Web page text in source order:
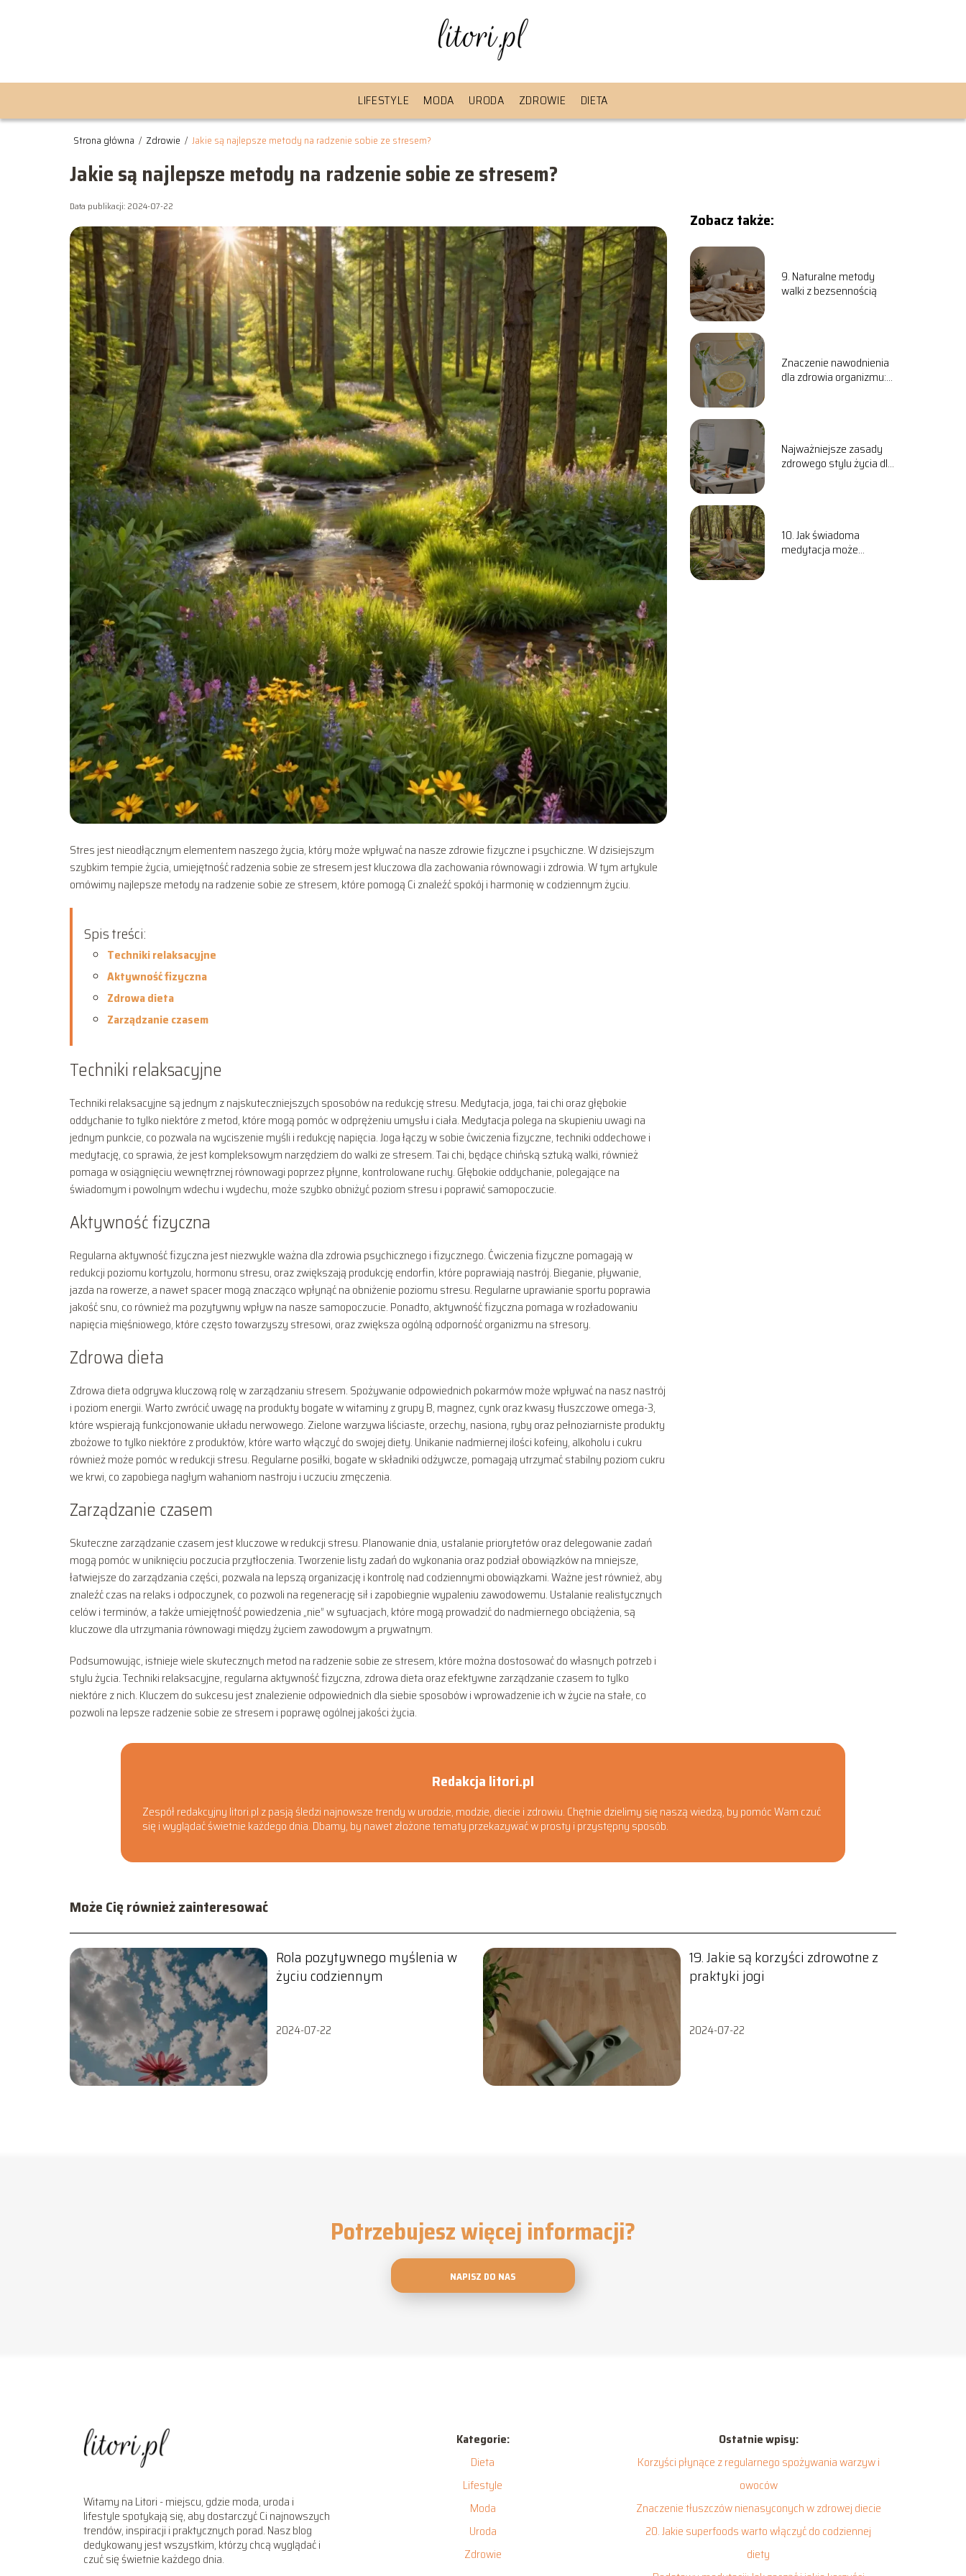
LIFESTYLE MODA URODA ZDROWIE DIETA
Strona główna / Zdrowie / Jakie są najlepsze metody na radzenie sobie ze stresem?
Jakie są najlepsze metody na radzenie sobie ze stresem?
Data publikacji: 2024-07-22
Stres jest nieodłącznym elementem naszego życia, który może wpływać na nasze zdrowie fizyczne i psychiczne. W dzisiejszym
szybkim tempie życia, umiejętność radzenia sobie ze stresem jest kluczowa dla zachowania równowagi i zdrowia. W tym artykule
omówimy najlepsze metody na radzenie sobie ze stresem, które pomogą Ci znaleźć spokój i harmonię w codziennym życiu.
Spis treści:
Techniki relaksacyjne
Aktywność fizyczna
Zdrowa dieta
Zarządzanie czasem
Techniki relaksacyjne
Techniki relaksacyjne są jednym z najskuteczniejszych sposobów na redukcję stresu. Medytacja, joga, tai chi oraz głębokie
oddychanie to tylko niektóre z metod, które mogą pomóc w odprężeniu umysłu i ciała. Medytacja polega na skupieniu uwagi na
jednym punkcie, co pozwala na wyciszenie myśli i redukcję napięcia. Joga łączy w sobie ćwiczenia fizyczne, techniki oddechowe i
medytację, co sprawia, że jest kompleksowym narzędziem do walki ze stresem. Tai chi, będące chińską sztuką walki, również
pomaga w osiągnięciu wewnętrznej równowagi poprzez płynne, kontrolowane ruchy. Głębokie oddychanie, polegające na
świadomym i powolnym wdechu i wydechu, może szybko obniżyć poziom stresu i poprawić samopoczucie.
Aktywność fizyczna
Regularna aktywność fizyczna jest niezwykle ważna dla zdrowia psychicznego i fizycznego. Ćwiczenia fizyczne pomagają w
redukcji poziomu kortyzolu, hormonu stresu, oraz zwiększają produkcję endorfin, które poprawiają nastrój. Bieganie, pływanie,
jazda na rowerze, a nawet spacer mogą znacząco wpłynąć na obniżenie poziomu stresu. Regularne uprawianie sportu poprawia
jakość snu, co również ma pozytywny wpływ na nasze samopoczucie. Ponadto, aktywność fizyczna pomaga w rozładowaniu
napięcia mięśniowego, które często towarzyszy stresowi, oraz zwiększa ogólną odporność organizmu na stresory.
Zdrowa dieta
Zdrowa dieta odgrywa kluczową rolę w zarządzaniu stresem. Spożywanie odpowiednich pokarmów może wpływać na nasz nastrój
i poziom energii. Warto zwrócić uwagę na produkty bogate w witaminy z grupy B, magnez, cynk oraz kwasy tłuszczowe omega-3,
które wspierają funkcjonowanie układu nerwowego. Zielone warzywa liściaste, orzechy, nasiona, ryby oraz pełnoziarniste produkty
zbożowe to tylko niektóre z produktów, które warto włączyć do swojej diety. Unikanie nadmiernej ilości kofeiny, alkoholu i cukru
również może pomóc w redukcji stresu. Regularne posiłki, bogate w składniki odżywcze, pomagają utrzymać stabilny poziom cukru
we krwi, co zapobiega nagłym wahaniom nastroju i uczuciu zmęczenia.
Zarządzanie czasem
Skuteczne zarządzanie czasem jest kluczowe w redukcji stresu. Planowanie dnia, ustalanie priorytetów oraz delegowanie zadań
mogą pomóc w uniknięciu poczucia przytłoczenia. Tworzenie listy zadań do wykonania oraz podział obowiązków na mniejsze,
łatwiejsze do zarządzania części, pozwala na lepszą organizację i kontrolę nad codziennymi obowiązkami. Ważne jest również, aby
znaleźć czas na relaks i odpoczynek, co pozwoli na regenerację sił i zapobiegnie wypaleniu zawodowemu. Ustalanie realistycznych
celów i terminów, a także umiejętność powiedzenia „nie” w sytuacjach, które mogą prowadzić do nadmiernego obciążenia, są
kluczowe dla utrzymania równowagi między życiem zawodowym a prywatnym.
Podsumowując, istnieje wiele skutecznych metod na radzenie sobie ze stresem, które można dostosować do własnych potrzeb i
stylu życia. Techniki relaksacyjne, regularna aktywność fizyczna, zdrowa dieta oraz efektywne zarządzanie czasem to tylko
niektóre z nich. Kluczem do sukcesu jest znalezienie odpowiednich dla siebie sposobów i wprowadzenie ich w życie na stałe, co
pozwoli na lepsze radzenie sobie ze stresem i poprawę ogólnej jakości życia.
Zobacz także:
9. Naturalne metody
walki z bezsennością
Znaczenie nawodnienia
dla zdrowia organizmu:
Najważniejsze zasady
zdrowego stylu życia dla
10. Jak świadoma
medytacja może
Redakcja litori.pl
Zespół redakcyjny litori.pl z pasją śledzi najnowsze trendy w urodzie, modzie, diecie i zdrowiu. Chętnie dzielimy się naszą wiedzą, by pomóc Wam czuć
się i wyglądać świetnie każdego dnia. Dbamy, by nawet złożone tematy przekazywać w prosty i przystępny sposób.
Może Cię również zainteresować
Rola pozytywnego myślenia w
życiu codziennym
2024-07-22
19. Jakie są korzyści zdrowotne z
praktyki jogi
2024-07-22
Potrzebujesz więcej informacji?
NAPISZ DO NAS
Witamy na Litori - miejscu, gdzie moda, uroda i
lifestyle spotykają się, aby dostarczyć Ci najnowszych
trendów, inspiracji i praktycznych porad. Nasz blog
dedykowany jest wszystkim, którzy chcą wyglądać i
czuć się świetnie każdego dnia.
Kategorie:
Dieta
Lifestyle
Moda
Uroda
Zdrowie
Ostatnie wpisy:
Korzyści płynące z regularnego spożywania warzyw i
owoców
Znaczenie tłuszczów nienasyconych w zdrowej diecie
20. Jakie superfoods warto włączyć do codziennej
diety